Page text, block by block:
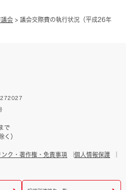
議会 > 議会交際費の執行状況（平成26年
で
く）
ンク・著作権・免責事項
個人情報保護